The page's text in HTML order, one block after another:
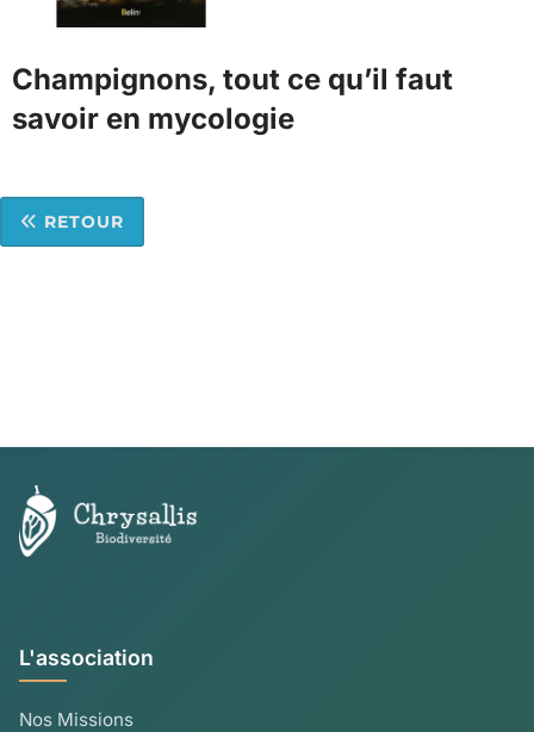
Champignons, tout ce qu’il faut
savoir en mycologie
RETOUR
L'association
Nos Missions